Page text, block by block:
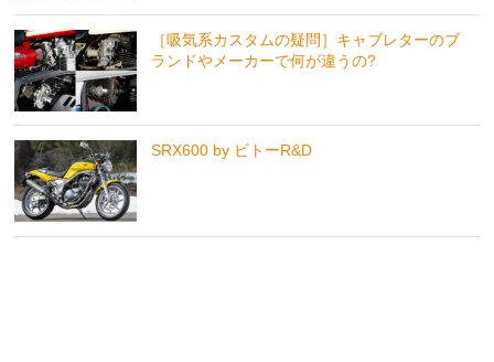
［吸気系カスタムの疑問］キャブレターのブ
ランドやメーカーで何が違うの?
SRX600 by ビトーR&D